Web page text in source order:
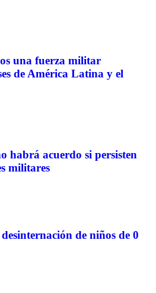
una fuerza militar
de América Latina y el
habrá acuerdo si persisten
militares
de niños de 0